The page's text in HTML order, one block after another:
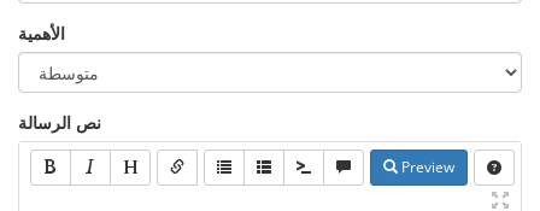
الأهمية
نص الرسالة
Preview